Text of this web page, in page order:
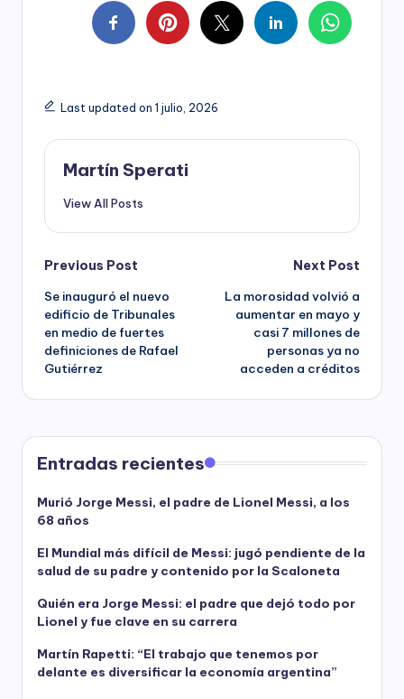
Last updated on 1 julio, 2026
Martín Sperati
View All Posts
Post
navigation
Previous Post
Se inauguró el nuevo
edificio de Tribunales
en medio de fuertes
definiciones de Rafael
Gutiérrez
Next Post
La morosidad volvió a
aumentar en mayo y
casi 7 millones de
personas ya no
acceden a créditos
Entradas recientes
Murió Jorge Messi, el padre de Lionel Messi, a los
68 años
El Mundial más difícil de Messi: jugó pendiente de la
salud de su padre y contenido por la Scaloneta
Quién era Jorge Messi: el padre que dejó todo por
Lionel y fue clave en su carrera
Martín Rapetti: “El trabajo que tenemos por
delante es diversificar la economía argentina”